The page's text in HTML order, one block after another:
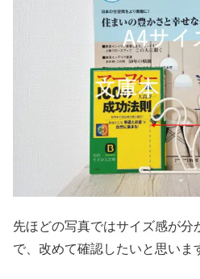
先ほどの写真ではサイズ感が分
で、改めて確認したいと思いま